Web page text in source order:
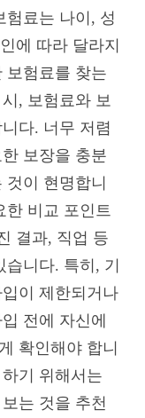
험료는 나이, 성
에 따라 달라지
보험료를 찾는
, 보험료와 보
다. 너무 저렴
보장을 충분
것이 현명합니
한 비교 포인트
결과, 직업 등
습니다. 특히, 기
이 제한되거나
전에 자신에
확인해야 합니
기 위해서는
는 것을 추천